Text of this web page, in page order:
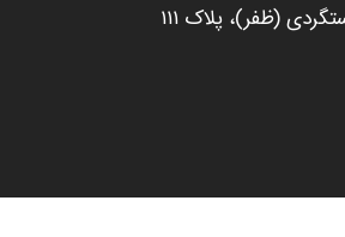
(ظفر)، پلاک ۱۱۱